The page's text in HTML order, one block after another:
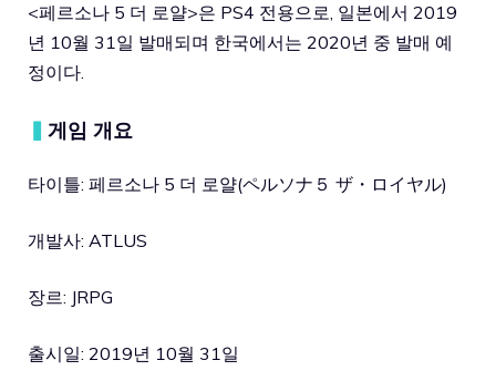
<페르소나 5 더 로얄>은 PS4 전용으로, 일본에서 2019
년 10월 31일 발매되며 한국에서는 2020년 중 발매 예
정이다.
▍ 게임 개요
타이틀: 페르소나 5 더 로얄(ペルソナ５ ザ・ロイヤル)
개발사: ATLUS
장르: JRPG
출시일: 2019년 10월 31일